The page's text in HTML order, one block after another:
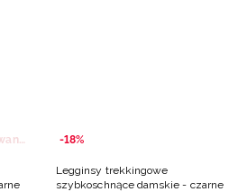
Recommended by Anna Lewandowska
-18%
Legginsy trekkingowe
szybkoschnące damskie - czarne